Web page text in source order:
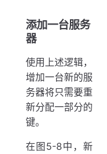
添加一台服务
器
使用上述逻辑，
增加一台新的服
务器将只需要重
新分配一部分的
键。
在图5-8中，新